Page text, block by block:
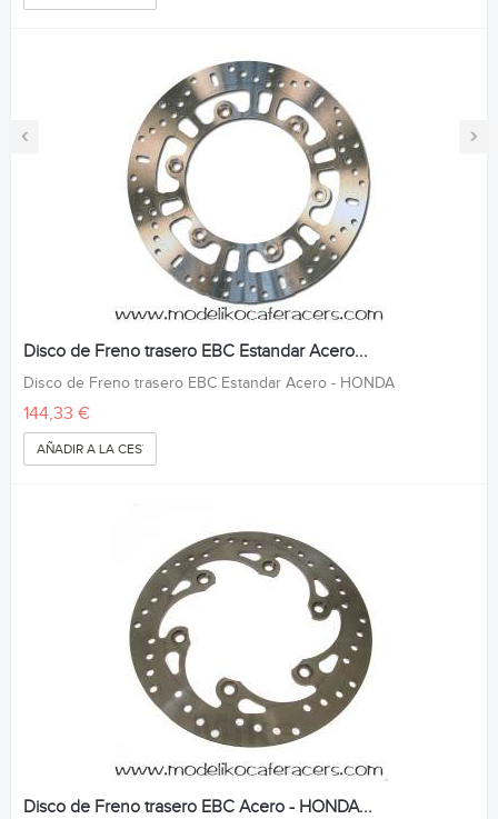
‹ ›
Disco de Freno trasero EBC Estandar Acero...
Disco de Freno trasero EBC Estandar Acero - HONDA
144,33 €
AÑADIR A LA CESTA
Disco de Freno trasero EBC Acero - HONDA...